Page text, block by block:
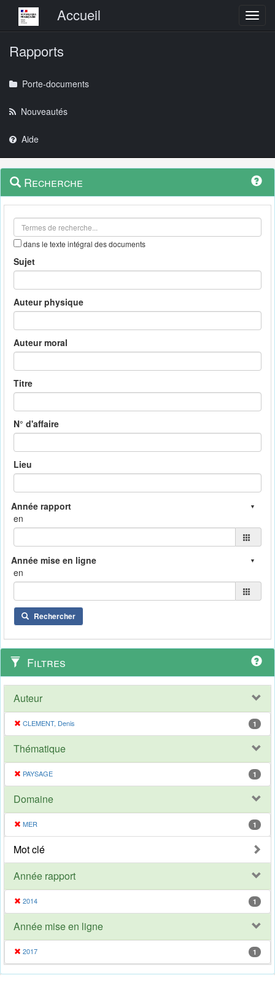
Menu principalAccueil
Rapports
Porte-documents
Nouveautés
Aide
Navigation
outils
Menu
contextuel
Recherche
dans le texte intégral des documents
Sujet
Auteur physique
Auteur moral
Titre
N° d'affaire
Lieu
en
en
Rechercher
Filtres
Auteur
CLEMENT, Denis 1
Thématique
PAYSAGE 1
Domaine
MER 1
Mot clé
Année rapport
2014 1
Année mise en ligne
2017 1